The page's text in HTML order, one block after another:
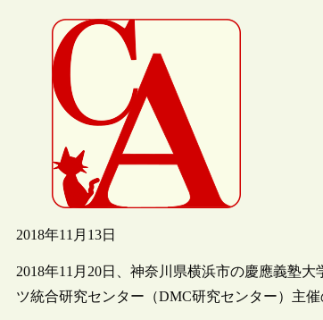
2018年11月13日
2018年11月20日、神奈川県横浜市の慶應義塾
ツ統合研究センター（DMC研究センター）主